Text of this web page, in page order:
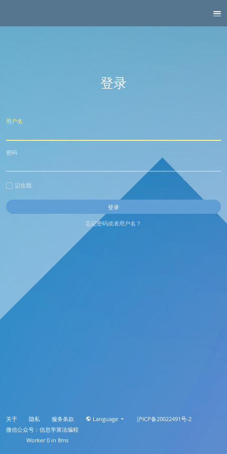
登录
用户名
密码
记住我
忘记密码或者用户名？
关于 隐私 服务条款 Language
沪ICP备20022491号-2
微信公众号：信息学算法编程
Worker 0 in 8ms